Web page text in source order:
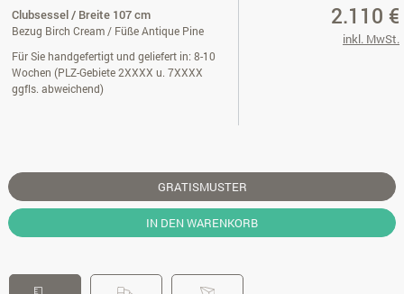
Clubsessel / Breite 107 cm
Bezug Birch Cream / Füße Antique Pine
Für Sie handgefertigt und geliefert in: 8-10
Wochen (PLZ-Gebiete 2XXXX u. 7XXXX
ggfls. abweichend)
2.110 €
inkl. MwSt.
GRATISMUSTER
IN DEN WARENKORB